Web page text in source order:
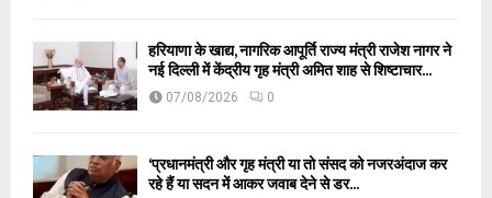
हरियाणा के खाद्य, नागरिक आपूर्ति राज्य मंत्री राजेश नागर ने
नई दिल्ली में केंद्रीय गृह मंत्री अमित शाह से शिष्टाचार...
07/08/2026 0
‘प्रधानमंत्री और गृह मंत्री या तो संसद को नजरअंदाज कर
रहे हैं या सदन में आकर जवाब देने से डर...